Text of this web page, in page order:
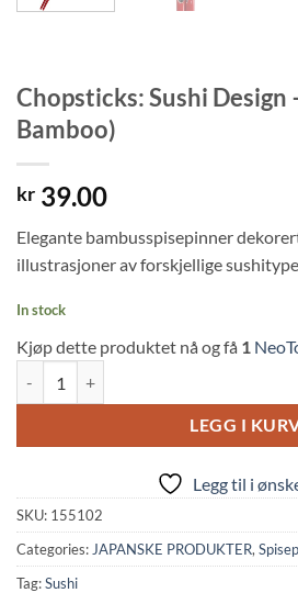
Chopsticks: Sushi Design
Bamboo)
kr 39.00
Elegante bambusspisepinner
illustrasjoner av forskjellige
In stock
Kjøp dette produktet nå og få 1
LEGG I
Legg til i
SKU: 155102
Categories: JAPANSKE PRODUKTER,
Tag:Sushi